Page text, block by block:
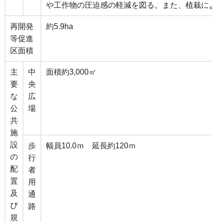
や工作物の圧迫感の軽減を図る。また、植栽に
再開発
等促進
区面積
約5.9ha
主
要
な
公
共
施
設
の
配
置
及
び
規
中
央
広
場
面積約3,000㎡
歩
行
者
用
通
路
幅員10.0ｍ 延長約120ｍ